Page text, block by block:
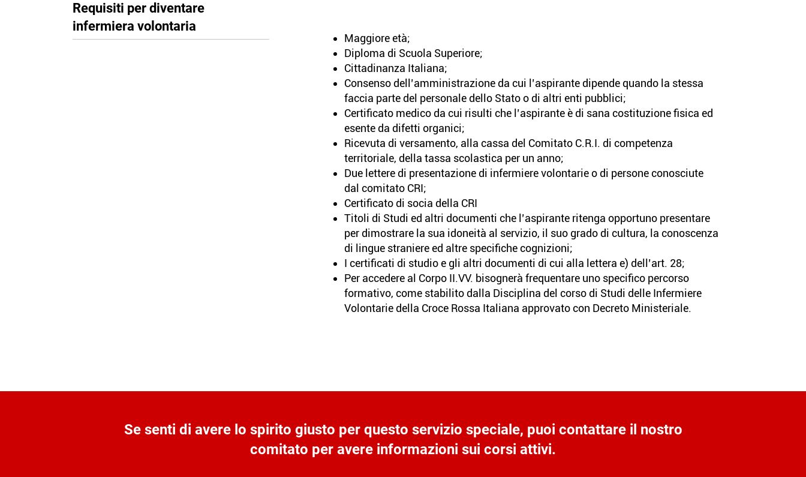
Requisiti per diventare
infermiera volontaria
Maggiore età;
Diploma di Scuola Superiore;
Cittadinanza Italiana;
Consenso dell’amministrazione da cui l’aspirante dipende quando la stessa
faccia parte del personale dello Stato o di altri enti pubblici;
Certificato medico da cui risulti che l’aspirante è di sana costituzione fisica ed
esente da difetti organici;
Ricevuta di versamento, alla cassa del Comitato C.R.I. di competenza
territoriale, della tassa scolastica per un anno;
Due lettere di presentazione di infermiere volontarie o di persone conosciute
dal comitato CRI;
Certificato di socia della CRI
Titoli di Studi ed altri documenti che l’aspirante ritenga opportuno presentare
per dimostrare la sua idoneità al servizio, il suo grado di cultura, la conoscenza
di lingue straniere ed altre specifiche cognizioni;
I certificati di studio e gli altri documenti di cui alla lettera e) dell’art. 28;
Per accedere al Corpo II.VV. bisognerà frequentare uno specifico percorso
formativo, come stabilito dalla Disciplina del corso di Studi delle Infermiere
Volontarie della Croce Rossa Italiana approvato con Decreto Ministeriale.
Se senti di avere lo spirito giusto per questo servizio speciale, puoi contattare il nostro
comitato per avere informazioni sui corsi attivi.